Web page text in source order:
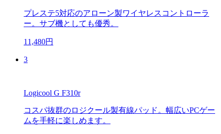
プレステ5対応のアローン製ワイヤレスコントローラ
ー。サブ機としても優秀。
11,480円
3
Logicool G F310r
コスパ抜群のロジクール製有線パッド。幅広いPCゲー
ムを手軽に楽しめます。